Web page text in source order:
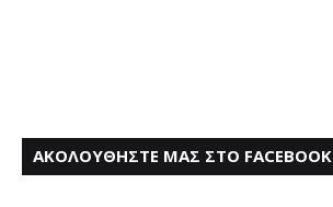
ΑΚΟΛΟΥΘΗΣΤΕ ΜΑΣ ΣΤΟ FACEBOOK